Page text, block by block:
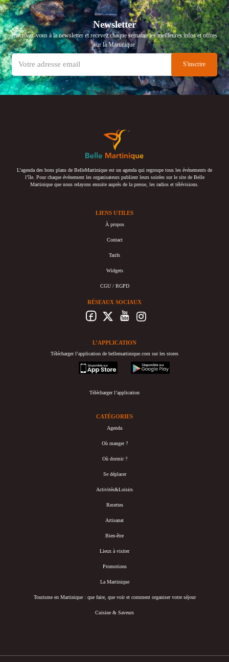
Newsletter
Inscrivez-vous à la newsletter et recevez chaque semaine les meilleures infos et offres
sur la Martinique
L’agenda des bons plans de BelleMartinique est un agenda qui regroupe tous les événements de
l’île. Pour chaque événement les organisateurs publient leurs soirées sur le site de Belle
Martinique que nous relayons ensuite auprès de la presse, les radios et télévisions.
LIENS UTILES
À propos
Contact
Tarifs
Widgets
CGU / RGPD
RÉSEAUX SOCIAUX
L’APPLICATION
Télécharger l’application de bellemartinique.com sur les stores
appstore
googleplay
Télécharger l’application
CATÉGORIES
Agenda
Où manger ?
Où dormir ?
Se déplacer
Activités&Loisirs
Recettes
Artisanat
Bien-être
Lieux à visiter
Promotions
La Martinique
Tourisme en Martinique : que faire, que voir et comment organiser votre séjour
Cuisine & Saveurs